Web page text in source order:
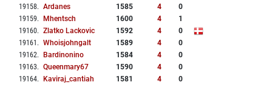
19158. Ardanes 1585 4
0
19159. Mhentsch 1600 4
1
19160. Zlatko Lackovic 1592 4
0
19161 . Whoisjohngalt 1589 4
0
19162. Bardinonino 1584 4
0
19163. Queenmary67 1590 4
0
19164. Kaviraj_cantiah 1581 4
0